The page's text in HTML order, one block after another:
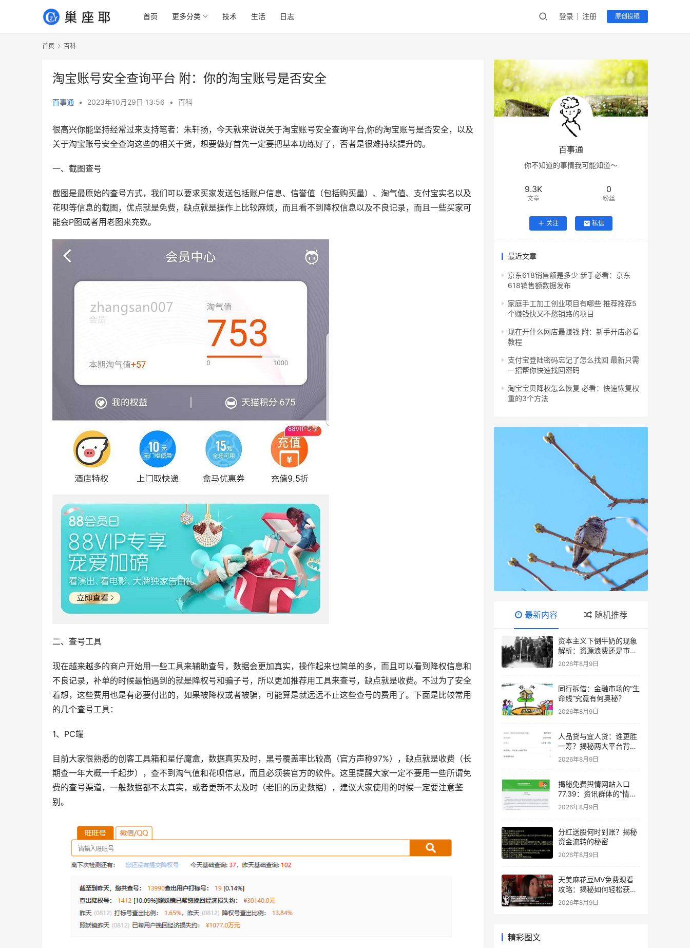
首页 更多分类 技术 生活 日志 登录 注册 原创投稿
首页 百科
淘宝账号安全查询平台 附：你的淘宝账号是否安全
百事通 • 2023年10月29日 13:56 • 百科
很高兴你能坚持经常过来支持笔者：朱轩扬，今天就来说说关于淘宝账号安全查询平台,你的淘宝账号是否安全，以及
关于淘宝账号安全查询这些的相关干货，想要做好首先一定要把基本功练好了，否者是很难持续提升的。
一、截图查号
截图是最原始的查号方式，我们可以要求买家发送包括账户信息、信誉值（包括购买量）、淘气值、支付宝实名以及
花呗等信息的截图，优点就是免费，缺点就是操作上比较麻烦，而且看不到降权信息以及不良记录，而且一些买家可
能会P图或者用老图来充数。
二、查号工具
现在越来越多的商户开始用一些工具来辅助查号，数据会更加真实，操作起来也简单的多，而且可以看到降权信息和
不良记录，补单的时候最怕遇到的就是降权号和骗子号，所以更加推荐用工具来查号，缺点就是收费。不过为了安全
着想，这些费用也是有必要付出的，如果被降权或者被骗，可能算是就远远不止这些查号的费用了。下面是比较常用
的几个查号工具：
1、PC端
目前大家很熟悉的创客工具箱和星仔魔盒，数据真实及时，黑号覆盖率比较高（官方声称97%），缺点就是收费（长
期查一年大概一千起步），查不到淘气值和花呗信息，而且必须装官方的软件。这里提醒大家一定不要用一些所谓免
费的查号渠道，一般数据都不太真实，或者更新不太及时（老旧的历史数据），建议大家使用的时候一定要注意鉴
别。
百事通
你不知道的事情我可能知道～
9.3K
文章
0
粉丝
关注 私信
最近文章
京东618销售额是多少 新手必看：京东
618销售额数据发布
家庭手工加工创业项目有哪些 推荐推荐5
个赚钱快又不愁销路的项目
现在开什么网店最赚钱 附：新手开店必看
教程
支付宝登陆密码忘记了怎么找回 最新只需
一招帮你快速找回密码
淘宝宝贝降权怎么恢复 必看：快速恢复权
重的3个方法
最新内容 随机推荐
资本主义下倒牛奶的现象
解析：资源浪费还是市场
调节？
2026年8月9日
同行拆借：金融市场的“生
命线”究竟有何奥秘？
2026年8月9日
人品贷与宜人贷：谁更胜
一筹？揭秘两大平台背后
的数据真相
2026年8月9日
揭秘免费舆情网站入口
77.39：资讯群体的“情报
雷达”
2026年8月9日
分红送股何时到账？揭秘
资金流转的秘密
2026年8月9日
天美麻花豆MV免费观看
攻略：揭秘如何轻松获取
热门音乐视频
2026年8月9日
精彩图文